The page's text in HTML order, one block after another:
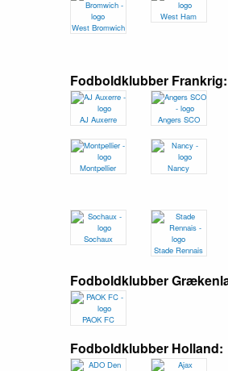
West Bromwich
West Ham
Fodboldklubber Frankrig:
AJ Auxerre Angers SCO
Montpellier Nancy
Sochaux
Stade Rennais
Fodboldklubber
PAOK FC
Fodboldklubber Holland: